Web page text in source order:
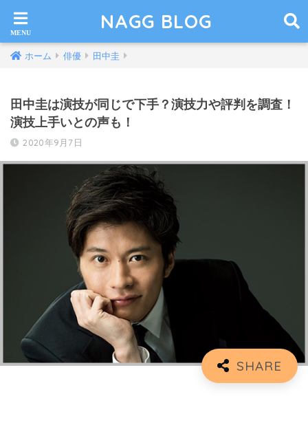
NAGG BLOG
ホーム 俳優 田中圭
田中圭は演技が同じで下手？演技力や評判を調査！
演技上手いとの声も！
2020年9月7日